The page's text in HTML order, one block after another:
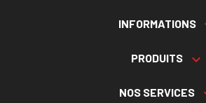
INFORMATIONS
PRODUITS 
NOS SERVICES